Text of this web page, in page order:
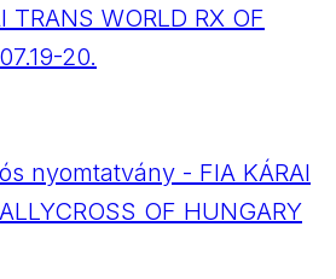
TRANS WORLD RX OF
20.
nyomtatvány - FIA KÁRAI
OF HUNGARY